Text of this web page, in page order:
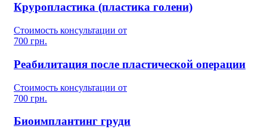
Круропластика (пластика голени)
Стоимость консультации от
700 грн.
Реабилитация после пластической операции
Стоимость консультации от
700 грн.
Биоимплантинг груди